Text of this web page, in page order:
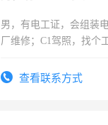
男，有电工证，会组装
厂维修；C1驾照，找个
电话查看联系方式